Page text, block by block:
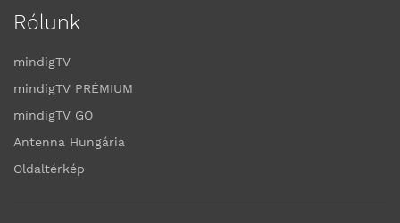
Rólunk
mindigTV
mindigTV PRÉMIUM
mindigTV GO
Antenna Hungária
Oldaltérkép